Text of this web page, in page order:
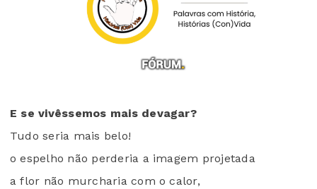
E se vivêssemos mais devagar?
Tudo seria mais belo!
o espelho não perderia a imagem projetada
a flor não murcharia com o calor,